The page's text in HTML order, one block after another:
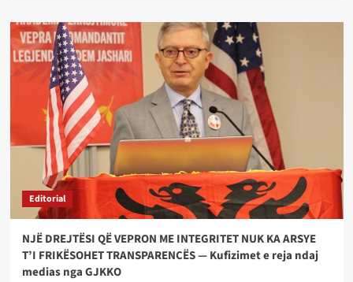
Editorial
NJË DREJTËSI QË VEPRON ME INTEGRITET NUK KA ARSYE
T’I FRIKËSOHET TRANSPARENCËS — Kufizimet e reja ndaj
medias nga GJKKO